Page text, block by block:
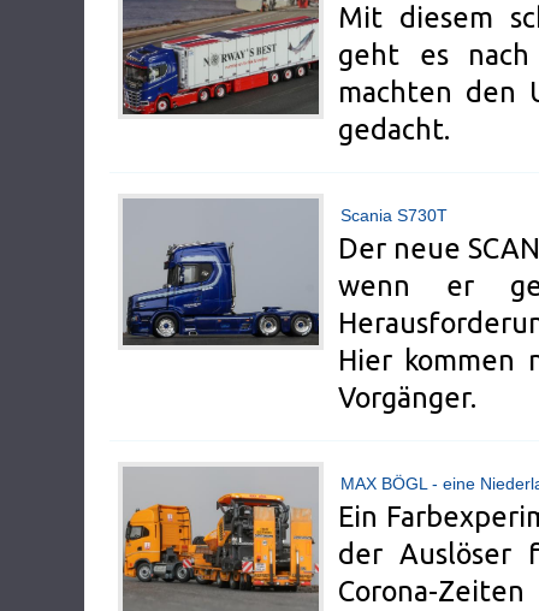
Mit diesem
geht es
machten den
gedacht.
Scania S730T
Der neue
wenn er
Hier kommen
Vorgänger.
MAX BÖGL - eine
Ein
der Auslöser
Corona-